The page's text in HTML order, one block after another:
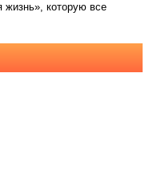
жизнь», которую все